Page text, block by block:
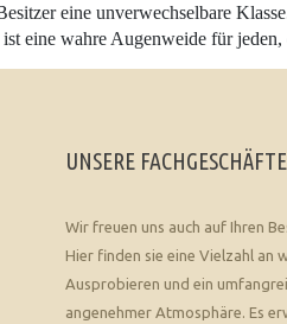
eine unverwechselbare
eine wahre Augenweide für jeden,
UNSERE FACHGESCHÄFTE
Wir freuen uns auch auf Ihren
Hier finden sie eine Vielzahl an
Ausprobieren und ein
angenehmer Atmosphäre. Es